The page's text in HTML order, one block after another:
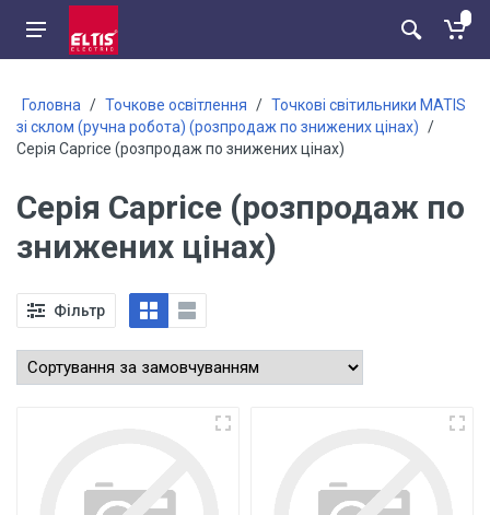
Головна / Точкове освітлення / Точкові світильники MATIS
зі склом (ручна робота) (розпродаж по знижених цінах) /
Серія Caprice (розпродаж по знижених цінах)
Серія Caprice (розпродаж по
знижених цінах)
Фільтр